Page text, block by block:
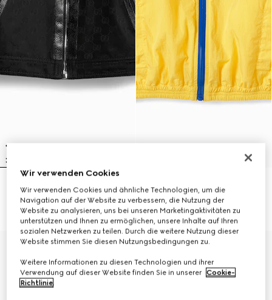
Kinderjacke aus GG
Baumwolljacquard
€ 1.700
Kinderjacke aus Nylonfroissé
€ 750
Wir verwenden Cookies
Wir verwenden Cookies und ähnliche Technologien, um die
Navigation auf der Website zu verbessern, die Nutzung der
Website zu analysieren, uns bei unseren Marketingaktivitäten zu
unterstützen und Ihnen zu ermöglichen, unsere Inhalte auf Ihren
sozialen Netzwerken zu teilen. Durch die weitere Nutzung dieser
Website stimmen Sie diesen Nutzungsbedingungen zu.
Weitere Informationen zu diesen Technologien und ihrer
Verwendung auf dieser Website finden Sie in unserer Cookie-
Richtlinie.